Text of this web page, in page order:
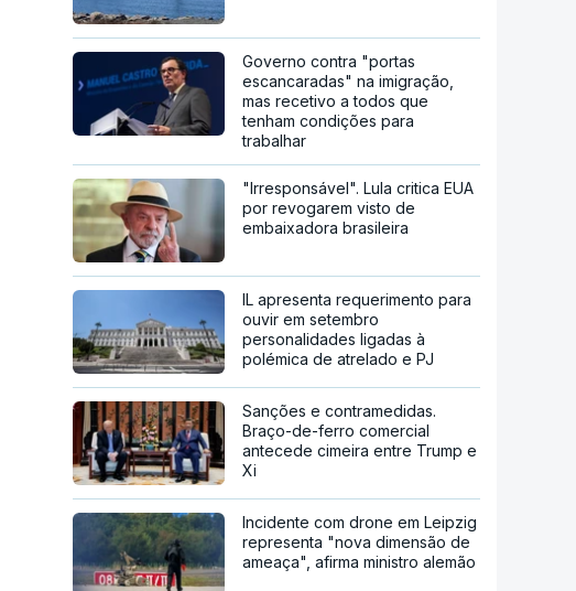
Governo contra "portas
escancaradas" na imigração,
mas recetivo a todos que
tenham condições para
trabalhar
"Irresponsável". Lula critica EUA
por revogarem visto de
embaixadora brasileira
IL apresenta requerimento para
ouvir em setembro
personalidades ligadas à
polémica de atrelado e PJ
Sanções e contramedidas.
Braço-de-ferro comercial
antecede cimeira entre Trump e
Xi
Incidente com drone em Leipzig
representa "nova dimensão de
ameaça", afirma ministro alemão